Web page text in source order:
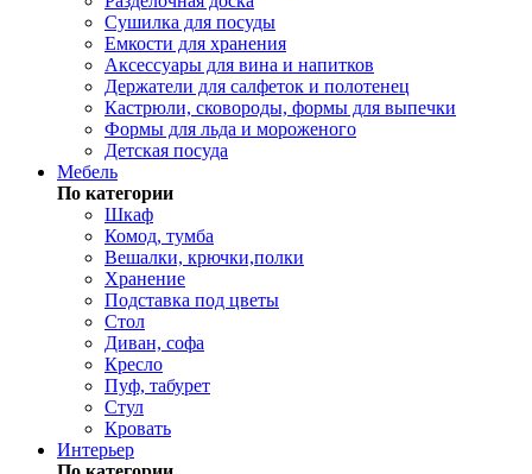
Сушилка для посуды
Емкости для хранения
Аксессуары для вина и напитков
Держатели для салфеток и полотенец
Кастрюли, сковороды, формы для выпечки
Формы для льда и мороженого
Детская посуда
Мебель
По категории
Шкаф
Комод, тумба
Вешалки, крючки,полки
Хранение
Подставка под цветы
Стол
Диван, софа
Кресло
Пуф, табурет
Стул
Кровать
Интерьер